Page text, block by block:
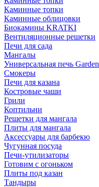
Каминные топки
Каминные облицовки
Биокамины KRATKI
Вентиляционные решетки
Печи для сада
Мангалы
Универсальная печь Garden
Смокеры
Печи для казана
Костровые чаши
Грили
Коптильни
Решетки для мангала
Плиты для мангала
Аксессуары для барбекю
Чугунная посуда
Печи-утилизаторы
Готовим с огоньком
Плиты под казан
Тандыры